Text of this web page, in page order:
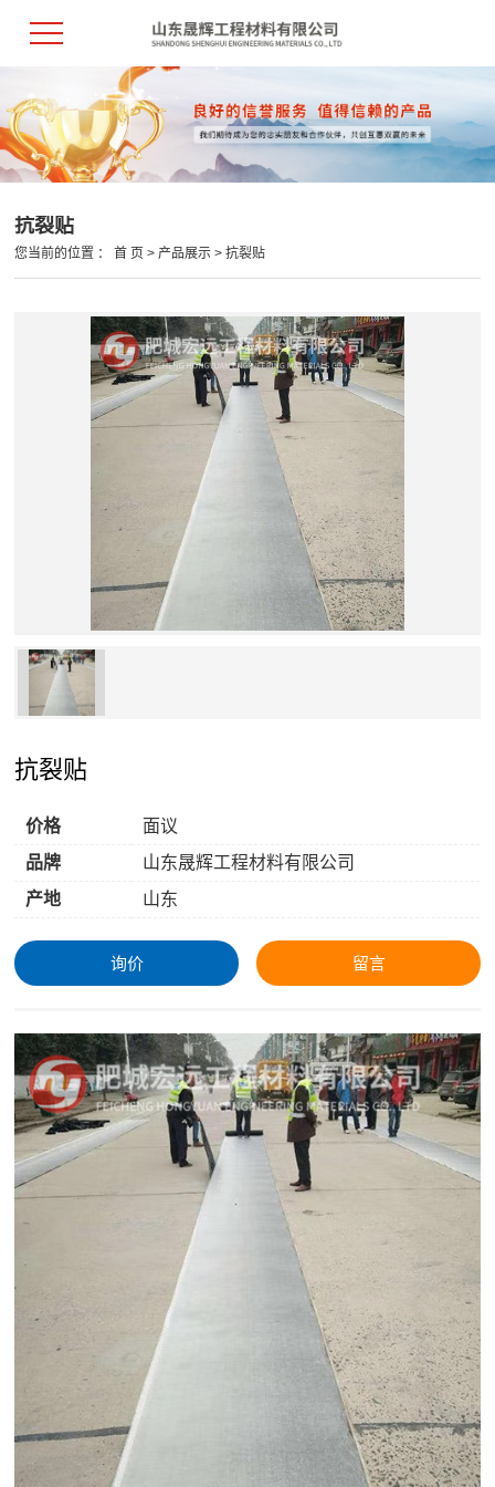
抗裂贴
您当前的位置 ：首 页 >产品展示 >抗裂贴
抗裂贴
价格
面议
品牌
山东晟辉工程材料有限公司
产地
山东
询价 留言